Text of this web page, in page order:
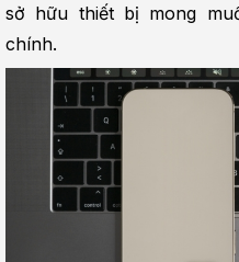
sở hữu thiết bị mong
chính.